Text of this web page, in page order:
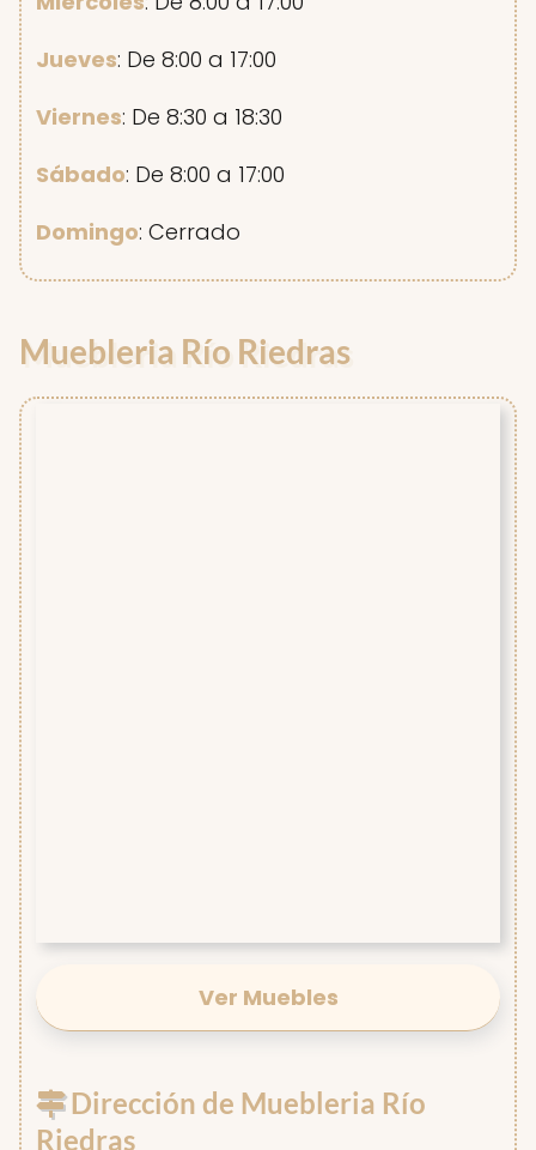
Jueves: De 8:00 a 17:00
Viernes: De 8:30 a 18:30
Sábado: De 8:00 a 17:00
Domingo: Cerrado
Muebleria Río Riedras
Ver Muebles
Dirección de Muebleria Río
Riedras